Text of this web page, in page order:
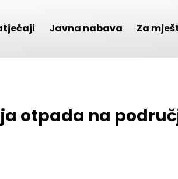
Javna nabava Za
otpada na